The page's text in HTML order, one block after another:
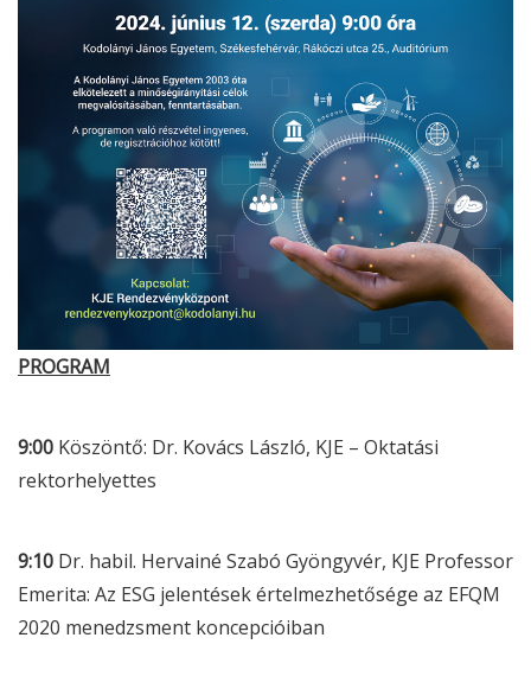
PROGRAM
9:00 Köszöntő: Dr. Kovács László, KJE – Oktatási
rektorhelyettes
9:10 Dr. habil. Hervainé Szabó Gyöngyvér, KJE Professor
Emerita: Az ESG jelentések értelmezhetősége az EFQM
2020 menedzsment koncepcióiban